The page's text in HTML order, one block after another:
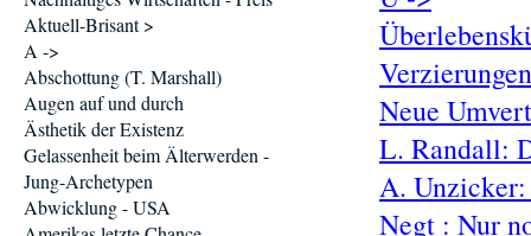
Neue
L. Randall:
A.
Negt : Nur
Aktuell-Brisant >
A ->
Abschottung (T. Marshall)
Augen auf und durch
Ästhetik der Existenz
Gelassenheit beim Älterwerden -
Jung-Archetypen
Abwicklung - USA